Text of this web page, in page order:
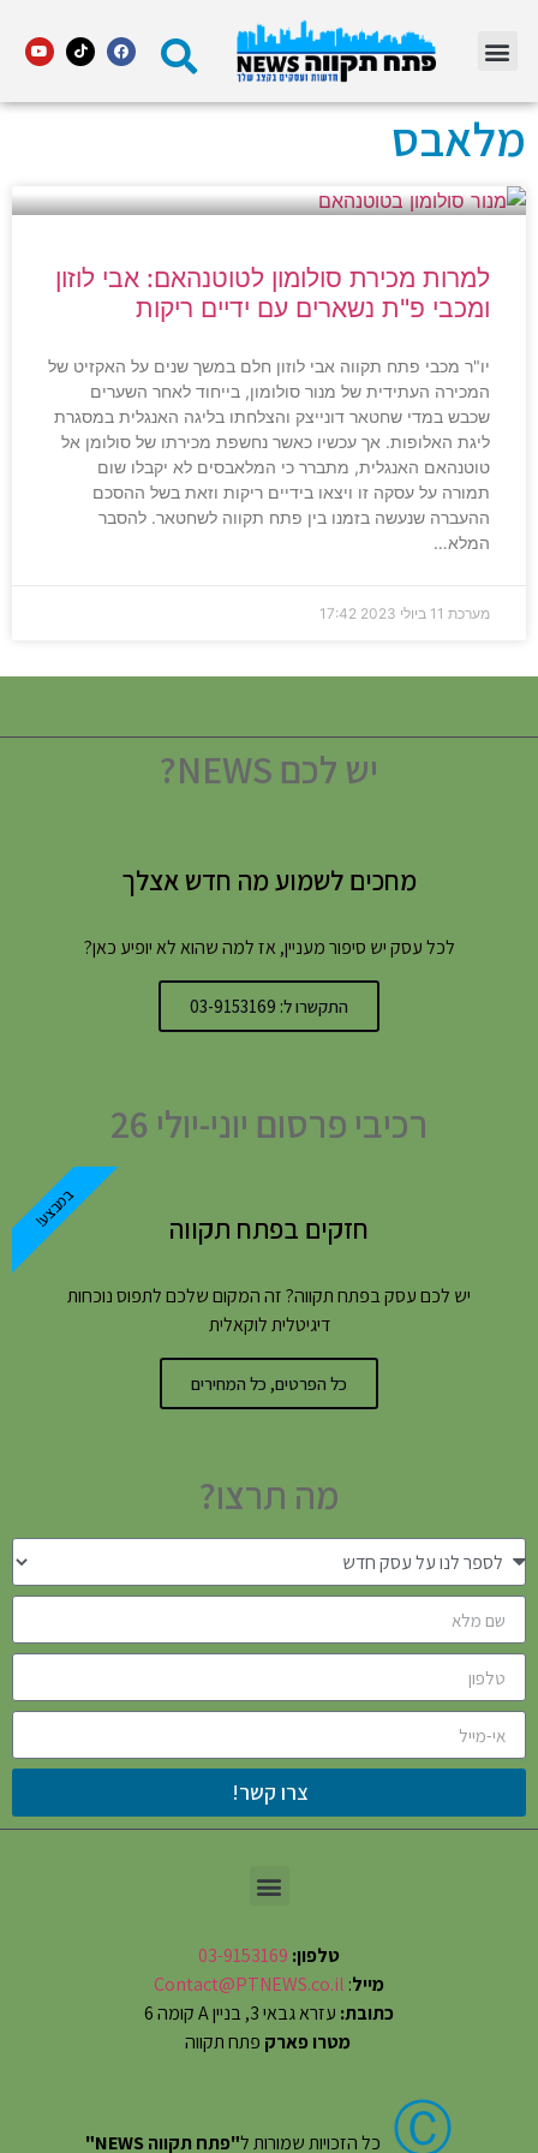
מלאבס
למרות מכירת סולומון לטוטנהאם: אבי לוזון
ומכבי פ"ת נשארים עם ידיים ריקות
יו"ר מכבי פתח תקווה אבי לוזון חלם במשך שנים על האקזיט של
המכירה העתידית של מנור סולומון, בייחוד לאחר השערים
שכבש במדי שחטאר דונייצק והצלחתו בליגה האנגלית במסגרת
ליגת האלופות. אך עכשיו כאשר נחשפת מכירתו של סולומן אל
טוטנהאם האנגלית, מתברר כי המלאבסים לא יקבלו שום
תמורה על עסקה זו ויצאו בידיים ריקות וזאת בשל ההסכם
ההעברה שנעשה בזמנו בין פתח תקווה לשחטאר. להסבר
המלא…
מערכת 11 ביולי 2023 17:42
יש לכם NEWS?
מחכים לשמוע מה חדש אצלך
לכל עסק יש סיפור מעניין, אז למה שהוא לא יופיע כאן?
התקשרו ל: 03-9153169
רכיבי פרסום יוני-יולי 26
חזקים בפתח תקווה
יש לכם עסק בפתח תקווה? זה המקום שלכם לתפוס נוכחות
דיגיטלית לוקאלית
כל הפרטים, כל המחירים
במבצע!
מה תרצו?
צרו קשר!
טלפון: 03-9153169
מייל:
Contact@PTNEWS.co.il
כתובת: עזרא גבאי 3, בניין A קומה 6
מטרו פארק פתח תקווה
Ⓒ כל הזכויות שמורות ל"פתח תקווה NEWS"